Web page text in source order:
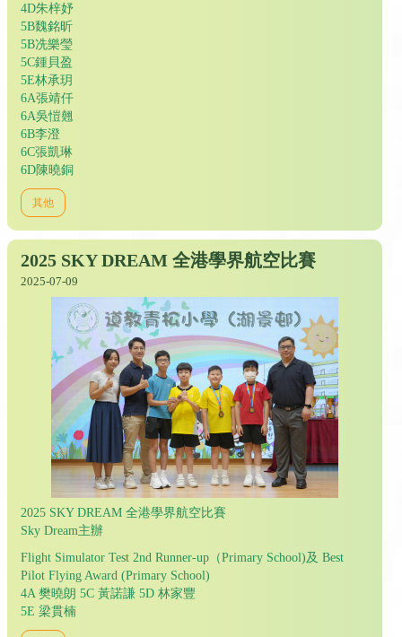
4D朱梓妤
5B魏銘昕
5B冼樂瑩
5C鍾貝盈
5E林承玥
6A張靖仟
6A吳愷翹
6B李澄
6C張凱琳
6D陳曉銅
其他
2025 SKY DREAM 全港學界航空比賽
2025-07-09
2025 SKY DREAM 全港學界航空比賽
Sky Dream主辦
Flight Simulator Test 2nd Runner-up（Primary School)及 Best
Pilot Flying Award (Primary School)
4A 樊曉朗 5C 黃諾謙 5D 林家豐
5E 梁貫楠